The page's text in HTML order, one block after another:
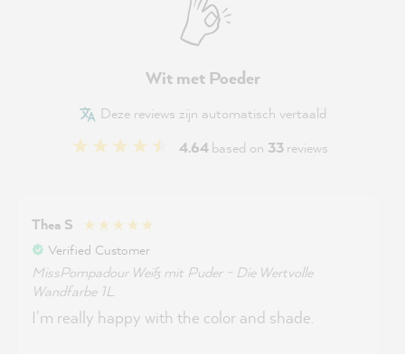
Wit met Poeder
Deze reviews zijn automatisch vertaald
4.64based on 33reviews
Thea S
Verified Customer
MissPompadour Weiß mit Puder - Die Wertvolle
Wandfarbe 1L
I'm really happy with the color and shade.